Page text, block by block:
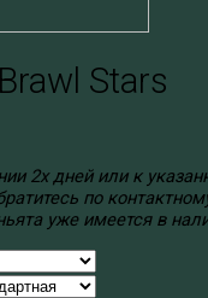
Stars
2х дней или к
по
уже имеется в